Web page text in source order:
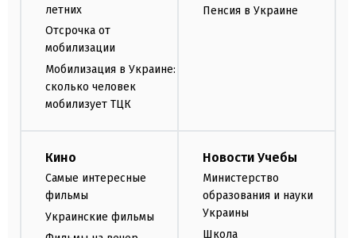
летних
Отсрочка от
мобилизации
Мобилизация в Украине:
сколько человек
мобилизует ТЦК
Пенсия в Украине
Кино
Самые интересные
фильмы
Украинские фильмы
Новости Учебы
Министерство
образования и науки
Украины
Школа